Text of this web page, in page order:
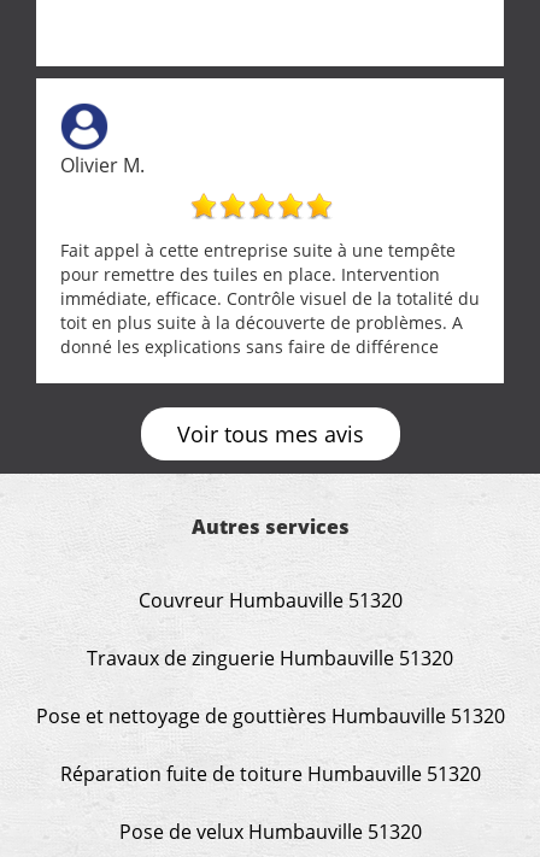
Olivier M.
Fait appel à cette entreprise suite à une tempête
pour remettre des tuiles en place. Intervention
immédiate, efficace. Contrôle visuel de la totalité du
toit en plus suite à la découverte de problèmes. A
donné les explications sans faire de différence
Voir tous mes avis
Autres services
Couvreur Humbauville 51320
Travaux de zinguerie Humbauville 51320
Pose et nettoyage de gouttières Humbauville 51320
Réparation fuite de toiture Humbauville 51320
Pose de velux Humbauville 51320